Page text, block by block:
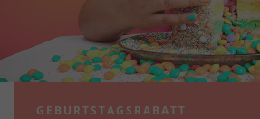
GEBURTSTAGSRABATT